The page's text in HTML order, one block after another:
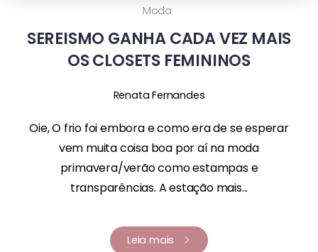
Moda
SEREISMO GANHA CADA VEZ MAIS
OS CLOSETS FEMININOS
Renata Fernandes
Oie, O frio foi embora e como era de se esperar
vem muita coisa boa por aí na moda
primavera/verão como estampas e
transparências. A estação mais...
Leia mais